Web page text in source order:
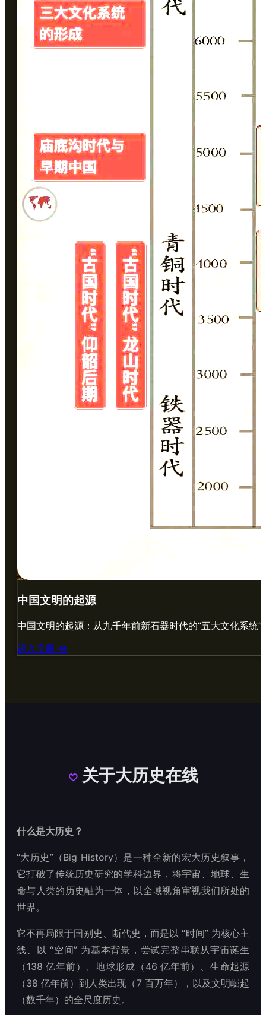
中国文明的起源
中国文明的起源：从九千年前新石器时代的“五大文化系统
进入专题 
关于大历史在线
什么是大历史？
“大历史”（Big History）是一种全新的宏大历史叙事，
它打破了传统历史研究的学科边界，将宇宙、地球、生
命与人类的历史融为一体，以全域视角审视我们所处的
世界。
它不再局限于国别史、断代史，而是以 “时间” 为核心主
线、以 “空间” 为基本背景，尝试完整串联从宇宙诞生
（138 亿年前）、地球形成（46 亿年前）、生命起源
（38 亿年前）到人类出现（7 百万年），以及文明崛起
（数千年）的全尺度历史。